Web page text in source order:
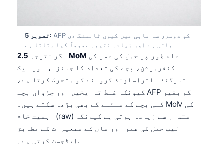
تصویر 5: AFP کو دوسری سہ ماہی میں کیوں ٹائمنگ دی
جاتی ہے اور زیادہ نتیجہ عموماً کیا بتاتا ہے
اگر نتیجہ 2.5 MoM
کنفرمیشن، بچے کی تعداد کا جائزہ، اور ایک
ٹارگٹڈ الٹراساؤنڈ کروانے کو متحرک کرتا ہے،
کیونکہ غلط تاریخیں اور جڑواں بچے AFP کو بغیر
کسی بچے کے مسئلے کے بھی بڑھا سکتے ہیں۔ MoM کی
اہمیت خام (raw) مقدار سے زیادہ ہوتی ہے کیونکہ
لیب حمل کی عمر اور ماں کے متغیرات کے مطابق
ایڈجسٹ کرتی ہے۔.
Kiswahili
አማርኛ
Українська
O‘zbekcha
Қазақ тілі
Suomi
Hrvatski